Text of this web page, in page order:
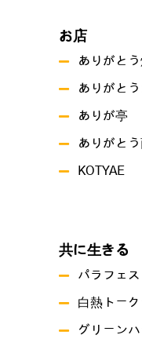
お店
ありがと
ありがと
ありが亭
ありがと
KOTYAE
共に生きる
パラフェス
白熱トー
グリーン